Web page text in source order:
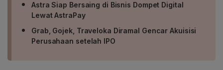
Astra Siap Bersaing di Bisnis Dompet Digital
Lewat AstraPay
Grab, Gojek, Traveloka Diramal Gencar Akuisisi
Perusahaan setelah IPO